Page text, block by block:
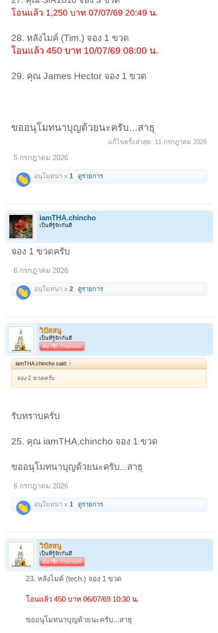
โอนแล้ว 1,250 บาท 07/07/69 20:49 น.
28. หลังไมค์ (Tim.) จอง 1 ขวด
โอนแล้ว 450 บาท 10/07/69 08:00 น.
29. คุณ James Hector จอง 1 ขวด
ขออนุโมทนาบุญด้วยนะครับ...สาธุ
แก้ไขครั้งล่าสุด: 11 กรกฎาคม 2026
5 กรกฎาคม 2026
อนุโมทนา x 1 ดูรายการ
iamTHA.chincho
เป็นที่รู้จักกันดี
จอง 1 ขวดครับ
6 กรกฎาคม 2026
อนุโมทนา x2 ดูรายการ
วิปัสสนู
เป็นที่รู้จักกันดี
สมาชิก Premium
iamTHA.chincho said: ↑
จอง 1 ขวดครับ
รับทราบครับ
25. คุณ iamTHA.chincho จอง 1 ขวด
ขออนุโมทนาบุญด้วยนะครับ...สาธุ
6 กรกฎาคม 2026
อนุโมทนา x 1 ดูรายการ
วิปัสสนู
เป็นที่รู้จักกันดี
สมาชิก Premium
23. หลังไมค์ (tech.) จอง 1 ขวด
โอนแล้ว 450 บาท 06/07/69 10:30 น.
ขออนุโมทนาบุญด้วยนะครับ...สาธุ